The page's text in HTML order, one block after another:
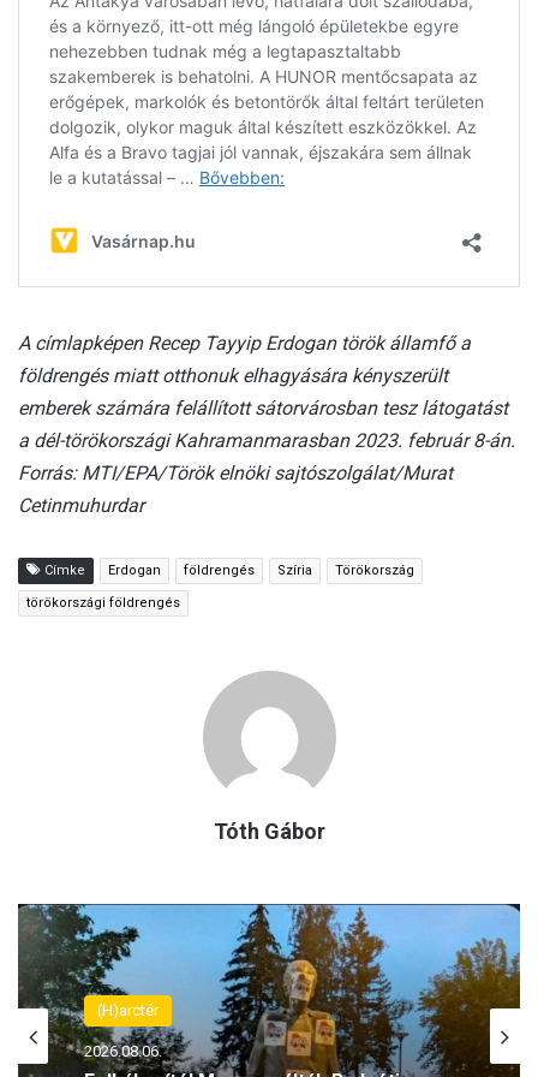
A címlapképen Recep Tayyip Erdogan török államfő a
földrengés miatt otthonuk elhagyására kényszerült
emberek számára felállított sátorvárosban tesz látogatást
a dél-törökországi Kahramanmarasban 2023. február 8-án.
Forrás: MTI/EPA/Török elnöki sajtószolgálat/Murat
Cetinmuhurdar
Címke Erdogan földrengés Szíria Törökország
törökországi földrengés
Tóth Gábor
(H)arctér
(H)arctér
2026.08.06.